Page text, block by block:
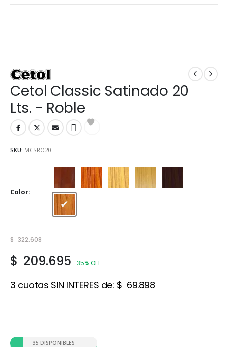
Cetol Classic Satinado 20
Lts. - Roble
SKU: MCSRO20
Color
Cedro Cristal Natural
Roble
$ 322.608
$ 209.695 35% OFF
3 cuotas SIN INTERES de: $ 69.898
35 DISPONIBLES